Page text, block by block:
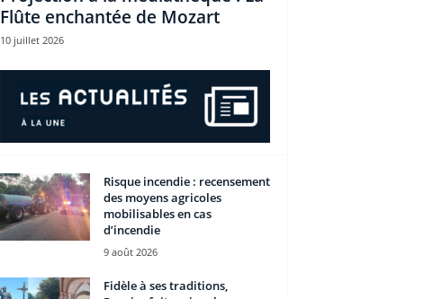
Flûte enchantée de Mozart
10 juillet 2026
Risque incendie : recensement
des moyens agricoles
mobilisables en cas
d’incendie
9 août 2026
Fidèle à ses traditions,